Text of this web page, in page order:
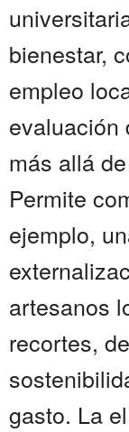
bienestar,
empleo
evaluación
más allá
Permite
ejemplo,
artesanos
recortes,
gasto. La